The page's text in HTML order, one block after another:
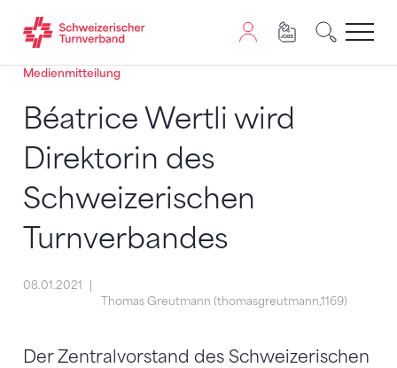
Zum Inhalt springen
Zur Sitemap navigieren
Zum Navigieren dieser Seite wird JavaScript benötigt.
Medienmitteilung
Béatrice Wertli wird
Direktorin des
Schweizerischen
Turnverbandes
08.01.2021
Thomas Greutmann (thomasgreutmann,1169)
Der Zentralvorstand des Schweizerischen